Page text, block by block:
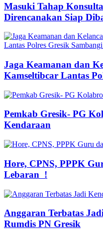
Masuki Tahap
Direncanakan Siap
Jaga Keamanan dan
Kamseltibcar Lantas
Pemkab Gresik- PG
Kendaraan
Hore, CPNS, PPPK
Lebaran !
Anggaran Terbatas
Rumdis PN Gresik